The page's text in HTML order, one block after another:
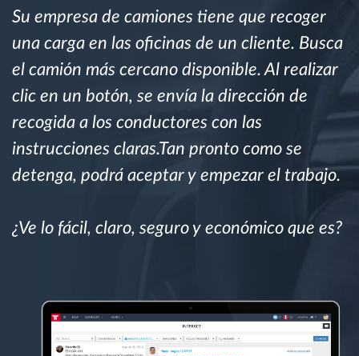
Planificación y seguimiento de rutas
Identificación automática del conductor
Descubrir todas las características
actividad de su flota?
Su empresa de camiones tiene que recoger
una carga en las oficinas de un cliente. Busca
el camión más cercano disponible. Al realizar
clic en un botón, se envía la dirección de
recogida a los conductores con las
instrucciones claras.Tan pronto como se
detenga, podrá aceptar y empezar el trabajo.
¿Ve lo fácil, claro, seguro y económico que es?